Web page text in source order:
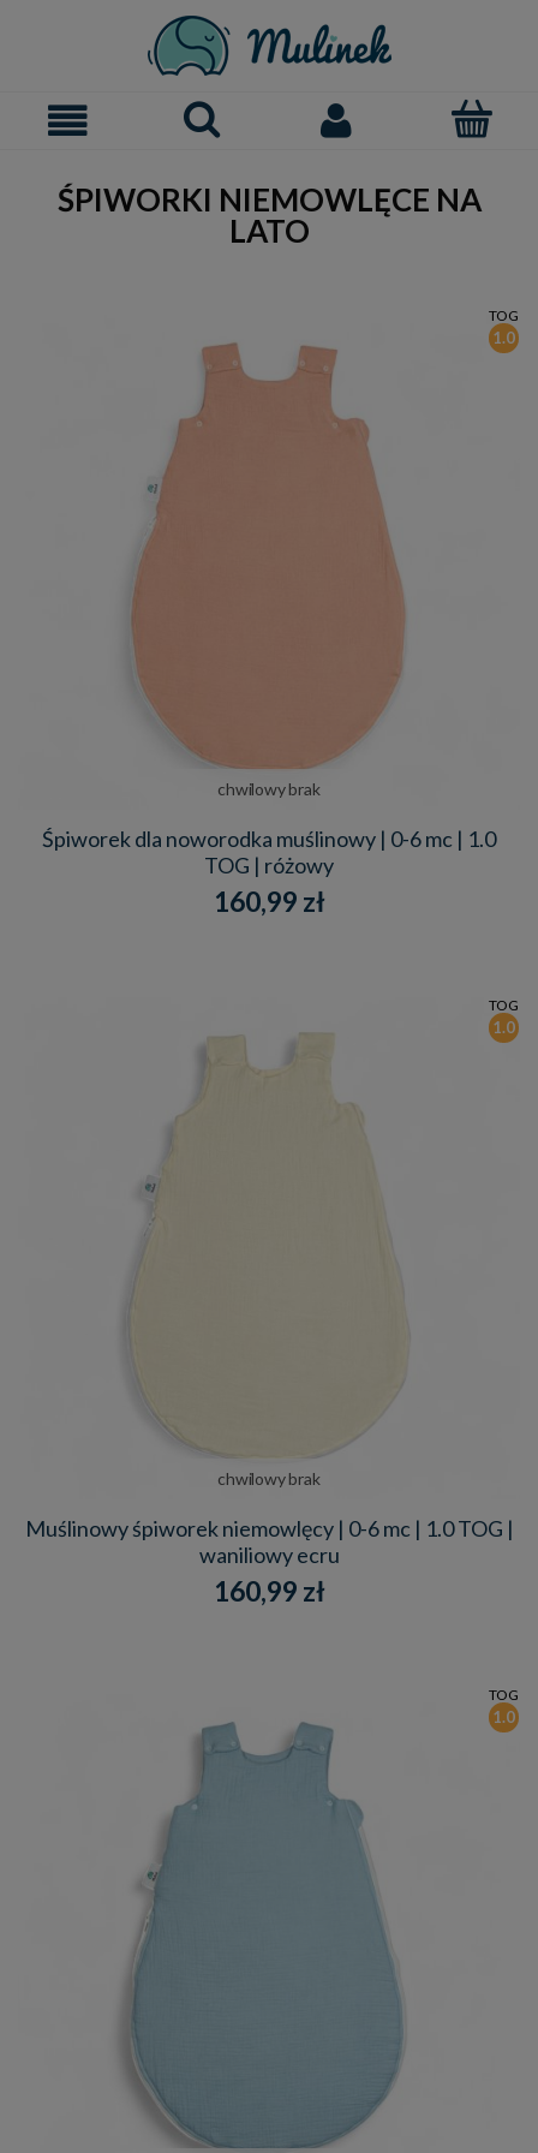
ŚPIWORKI NIEMOWLĘCE NA
LATO
TOG
1.0
chwilowy brak
Śpiworek dla noworodka muślinowy | 0-6 mc | 1.0
TOG | różowy
160,99 zł
TOG
1.0
chwilowy brak
Muślinowy śpiworek niemowlęcy | 0-6 mc | 1.0 TOG |
waniliowy ecru
160,99 zł
TOG
1.0